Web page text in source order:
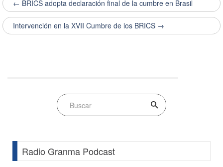
← BRICS adopta declaración final de la cumbre en Brasil
Intervención en la XVII Cumbre de los BRICS →
Radio Granma Podcast